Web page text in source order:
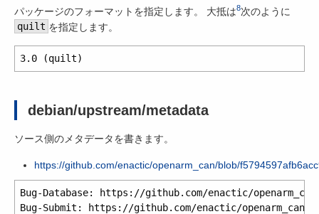
パッケージのフォーマットを指定します。 大抵は8次のように
quilt を指定します。
debian/upstream/metadata
ソース側のメタデータを書きます。
https://github.com/enactic/openarm_can/blob/
Bug-Database: https://github.com/enactic/
Bug-Submit: https://github.com/enactic/openarm_can/